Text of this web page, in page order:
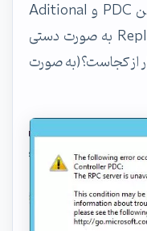
با سلام. من موقعی که میخوام بین PDC و Aditional
Domain Controler عمل Replicate به صورت دستی
از کجاست؟(به صورت